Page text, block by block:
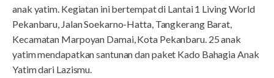
anak yatim. Kegiatan ini bertempat di Lantai 1 Living World
Pekanbaru, Jalan Soekarno-Hatta, Tangkerang Barat,
Kecamatan Marpoyan Damai, Kota Pekanbaru. 25 anak
yatim mendapatkan santunan dan paket Kado Bahagia Anak
Yatim dari Lazismu.